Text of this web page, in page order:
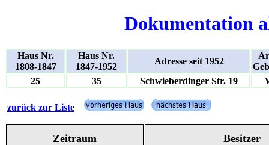
Dokumentation
Haus Nr.
1808-1847
Haus Nr.
1847-1952
Adresse seit 1952
25
35 Schwieberdinger Str. 19
zurück zur Liste
Zeitraum Besitzer